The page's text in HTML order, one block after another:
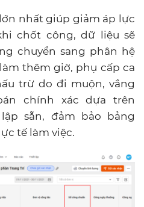
nhất giúp giảm áp lực
chốt công, dữ liệu sẽ
chuyển sang phân hệ
thêm giờ, phụ cấp ca
trừ do đi muộn, vắng
chính xác dựa trên
sẵn, đảm bảo bảng
tế làm việc.